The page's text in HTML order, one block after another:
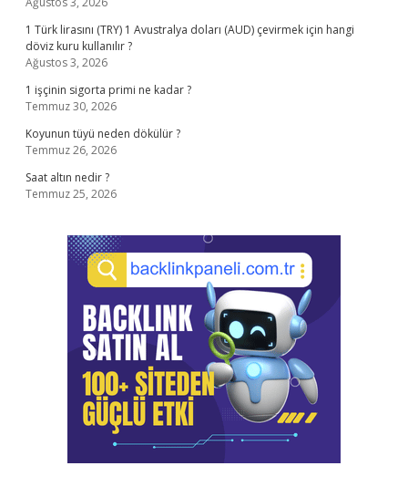
1 Türk lirasını (TRY) 1 Avustralya doları (AUD) çevirmek için hangi
döviz kuru kullanılır ?
Ağustos 3, 2026
1 işçinin sigorta primi ne kadar ?
Temmuz 30, 2026
Koyunun tüyü neden dökülür ?
Temmuz 26, 2026
Saat altın nedir ?
Temmuz 25, 2026